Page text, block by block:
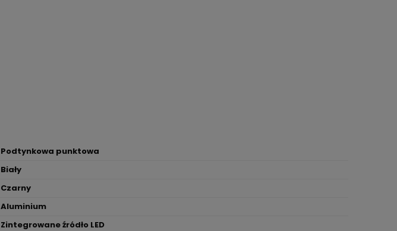
Podtynkowa punktowa
Biały
Czarny
Aluminium
Zintegrowane źródło LED